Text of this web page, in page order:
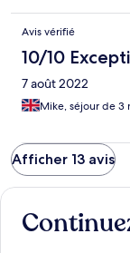
Avis vérifié
10/10
7 août 2022
Mike, séjour de 3
Afficher 13 avis